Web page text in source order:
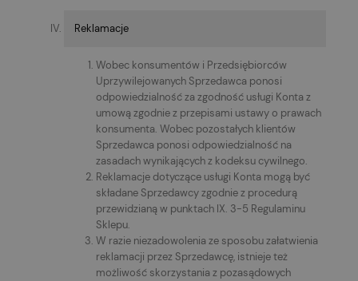
Reklamacje
Wobec konsumentów i Przedsiębiorców
Uprzywilejowanych Sprzedawca ponosi
odpowiedzialność za zgodność usługi Konta z
umową zgodnie z przepisami ustawy o prawach
konsumenta. Wobec pozostałych klientów
Sprzedawca ponosi odpowiedzialność na
zasadach wynikających z kodeksu cywilnego.
Reklamacje dotyczące usługi Konta mogą być
składane Sprzedawcy zgodnie z procedurą
przewidzianą w punktach IX. 3-5 Regulaminu
Sklepu.
W razie niezadowolenia ze sposobu załatwienia
reklamacji przez Sprzedawcę, istnieje też
możliwość skorzystania z pozasądowych